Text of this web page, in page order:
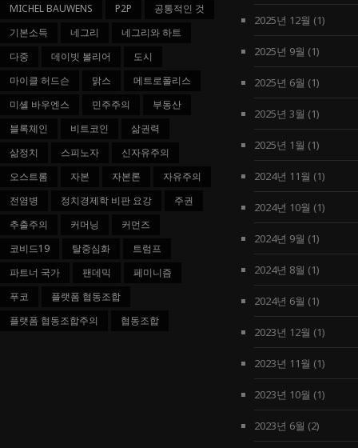
MICHEL BAUWENS
P2P
공통적인 것
기본소득
네그리
네그리와 하트
다중
데이빗 볼리어
도시
마이클 허드슨
맑스
메트로폴리스
미셸 바우엔스
민주주의
부동산
블록체인
비트코인
삶권력
삶정치
스피노자
신자유주의
오스트롬
자본 자본론
자유주의
전염병
정치경제학 비판 요강
주권
추출주의
커머닝
커먼즈
코비드19
탈중심화
트럼프
파트너 국가
팬데믹
페미니즘
푸코
플랫폼 협동조합
플랫폼 협동조합주의
협동조합
2025년 12월 (1)
2025년 9월 (1)
2025년 6월 (1)
2025년 3월 (1)
2025년 1월 (1)
2024년 11월 (1)
2024년 10월 (1)
2024년 9월 (1)
2024년 8월 (1)
2024년 6월 (1)
2023년 12월 (1)
2023년 11월 (1)
2023년 10월 (1)
2023년 6월 (2)